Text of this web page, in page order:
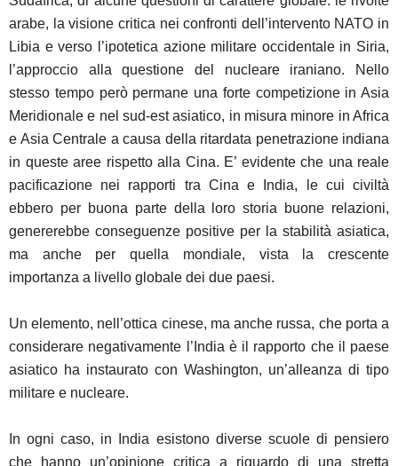
arabe, la visione critica nei confronti dell’intervento NATO in
Libia e verso l’ipotetica azione militare occidentale in Siria,
l’approccio alla questione del nucleare iraniano. Nello
stesso tempo però permane una forte competizione in Asia
Meridionale e nel sud-est asiatico, in misura minore in Africa
e Asia Centrale a causa della ritardata penetrazione indiana
in queste aree rispetto alla Cina. E’ evidente che una reale
pacificazione nei rapporti tra Cina e India, le cui civiltà
ebbero per buona parte della loro storia buone relazioni,
genererebbe conseguenze positive per la stabilità asiatica,
ma anche per quella mondiale, vista la crescente
importanza a livello globale dei due paesi.
Un elemento, nell’ottica cinese, ma anche russa, che porta a
considerare negativamente l’India è il rapporto che il paese
asiatico ha instaurato con Washington, un’alleanza di tipo
militare e nucleare.
In ogni caso, in India esistono diverse scuole di pensiero
che hanno un’opinione critica a riguardo di una stretta